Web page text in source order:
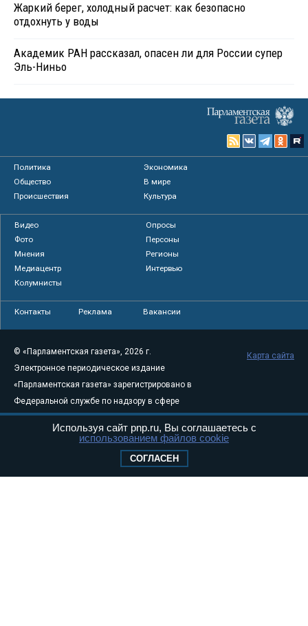
Жаркий берег, холодный расчет: как безопасно
отдохнуть у воды
Академик РАН рассказал, опасен ли для России супер
Эль-Ниньо
Политика
Экономика
Общество
В мире
Происшествия
Культура
Видео
Опросы
Фото
Персоны
Мнения
Регионы
Медиацентр
Интервью
Колумнисты
Контакты Реклама Вакансии
© «Парламентская газета», 2026 г.
Электронное периодическое издание
«Парламентская газета» зарегистрировано в
Федеральной службе по надзору в сфере
связи, информационных технологий и
массовых коммуникаций (Роскомнадзор) 05
Свидетельство о регистрации Эл № ФС77-
Карта сайта
Используя сайт pnp.ru, Вы соглашаетесь с
использованием файлов cookie
СОГЛАСЕН